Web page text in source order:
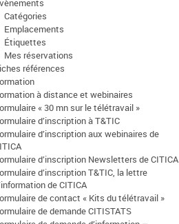
Catégories
Emplacements
Étiquettes
Mes réservations
références
à distance et webinaires
« 30 mn sur le télétravail »
d’inscription à T&TIC
d’inscription aux webinaires de
d’inscription Newsletters de CITICA
d’inscription T&TIC, la lettre
de CITICA
de contact « Kits du télétravail »
de demande CITISTATS